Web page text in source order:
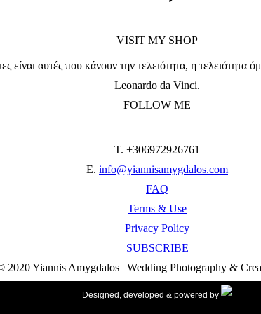
VISIT MY SHOP
είναι αυτές που κάνουν την τελειότητα, η τελειότητα
Leonardo da Vinci.
FOLLOW ME
T. +306972926761
E. info@yiannisamygdalos.com
FAQ
Terms & Use
Privacy Policy
SUBSCRIBE
2020 Yiannis Amygdalos | Wedding Photography &
Designed, developed & powered by